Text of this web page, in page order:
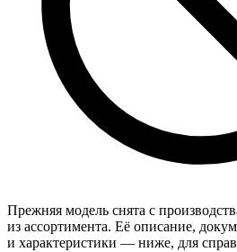
Прежняя модель снята с
из ассортимента. Её описание,
и характеристики — ниже, для